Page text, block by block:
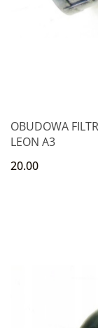
OBUDOWA
LEON A3
20.00